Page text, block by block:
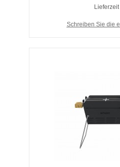
Schreiben Sie die